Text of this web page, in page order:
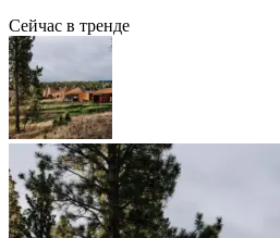
Сейчас в тренде